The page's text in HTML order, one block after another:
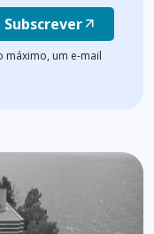
Subscreverarrow_outward
máximo, um e-mail